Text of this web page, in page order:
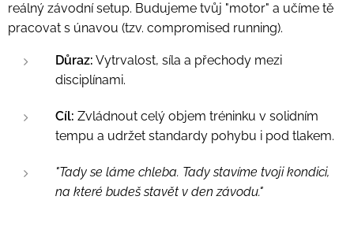
reálný závodní setup. Budujeme tvůj "motor" a učíme tě
pracovat s únavou (tzv. compromised running).
Důraz: Vytrvalost, síla a přechody mezi
disciplínami.
Cíl: Zvládnout celý objem tréninku v solidním
tempu a udržet standardy pohybu i pod tlakem.
"Tady se láme chleba. Tady stavíme tvoji kondici,
na které budeš stavět v den závodu."